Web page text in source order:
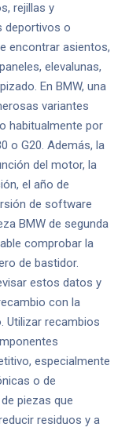
rejillas y
deportivos o
encontrar asientos,
elevalunas,
En BMW, una
variantes
habitualmente por
o G20. Además, la
del motor, la
el año de
de software
BMW de segunda
comprobar la
de bastidor.
estos datos y
con la
Utilizar recambios
especialmente
o de
piezas que
residuos y a